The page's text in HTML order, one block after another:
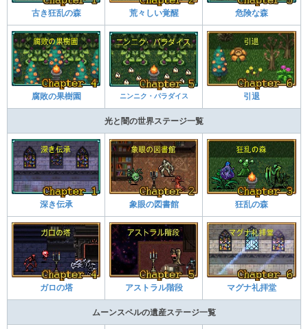
古き狂乱の森 荒々しい覚醒 危険な森
腐敗の果樹園 ニンニク・パラダイス 引退
光と闇の世界ステージ一覧
深き伝承 象眼の図書館 狂乱の森
ガロの塔 アストラル階段 マグナ礼拝堂
ムーンスペルの遺産ステージ一覧